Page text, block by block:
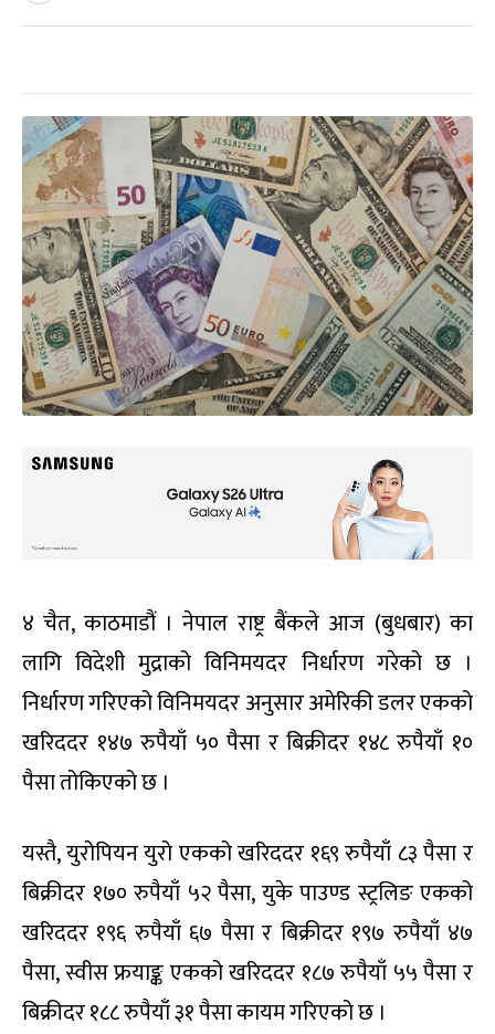
४ चैत, काठमाडौं । नेपाल राष्ट्र बैंकले आज (बुधबार) का
लागि विदेशी मुद्राको विनिमयदर निर्धारण गरेको छ ।
निर्धारण गरिएको विनिमयदर अनुसार अमेरिकी डलर एकको
खरिददर १४७ रुपैयाँ ५० पैसा र बिक्रीदर १४८ रुपैयाँ १०
पैसा तोकिएको छ ।
यस्तै, युरोपियन युरो एकको खरिददर १६९ रुपैयाँ ८३ पैसा र
बिक्रीदर १७० रुपैयाँ ५२ पैसा, युके पाउण्ड स्ट्रलिङ एकको
खरिददर १९६ रुपैयाँ ६७ पैसा र बिक्रीदर १९७ रुपैयाँ ४७
पैसा, स्वीस फ्रयाङ्क एकको खरिददर १८७ रुपैयाँ ५५ पैसा र
बिक्रीदर १८८ रुपैयाँ ३१ पैसा कायम गरिएको छ ।